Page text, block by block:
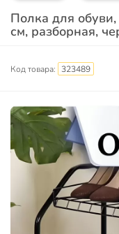
Полка для
см, разборная,
Код товара: 323489